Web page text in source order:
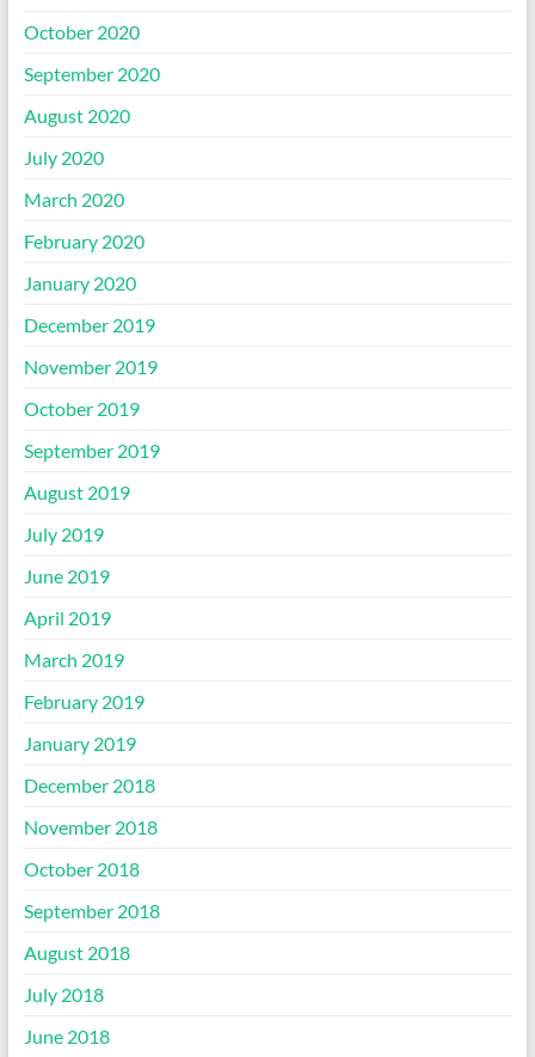
October 2020
September 2020
August 2020
July 2020
March 2020
February 2020
January 2020
December 2019
November 2019
October 2019
September 2019
August 2019
July 2019
June 2019
April 2019
March 2019
February 2019
January 2019
December 2018
November 2018
October 2018
September 2018
August 2018
July 2018
June 2018